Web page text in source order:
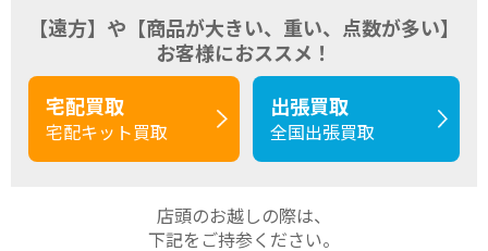
【遠方】や【商品が大きい、重い、点数が多い】
お客様におススメ！
宅配買取
宅配キット買取
出張買取
全国出張買取
店頭のお越しの際は、
下記をご持参ください。